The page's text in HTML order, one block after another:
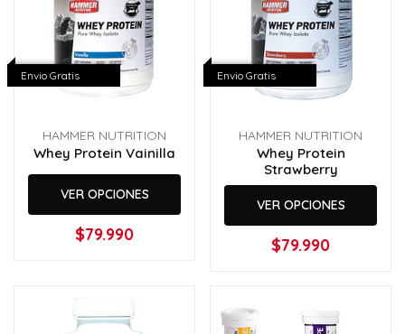
Envio Gratis
HAMMER NUTRITION
Whey Protein Vainilla
VER OPCIONES
$79.990
Envio Gratis
HAMMER NUTRITION
Whey Protein
Strawberry
VER OPCIONES
$79.990